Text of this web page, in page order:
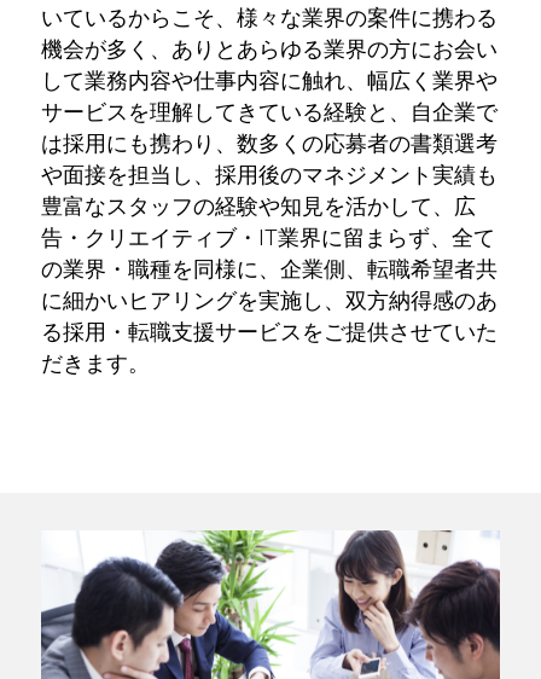
いているからこそ、様々な業界の案件に携わる
機会が多く、ありとあらゆる業界の方にお会い
して業務内容や仕事内容に触れ、幅広く業界や
サービスを理解してきている経験と、自企業で
は採用にも携わり、数多くの応募者の書類選考
や面接を担当し、採用後のマネジメント実績も
豊富なスタッフの経験や知見を活かして、広
告・クリエイティブ・IT業界に留まらず、全て
の業界・職種を同様に、企業側、転職希望者共
に細かいヒアリングを実施し、双方納得感のあ
る採用・転職支援サービスをご提供させていた
だきます。